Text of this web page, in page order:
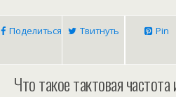
Поделиться Твитнуть Pin
Что такое тактовая